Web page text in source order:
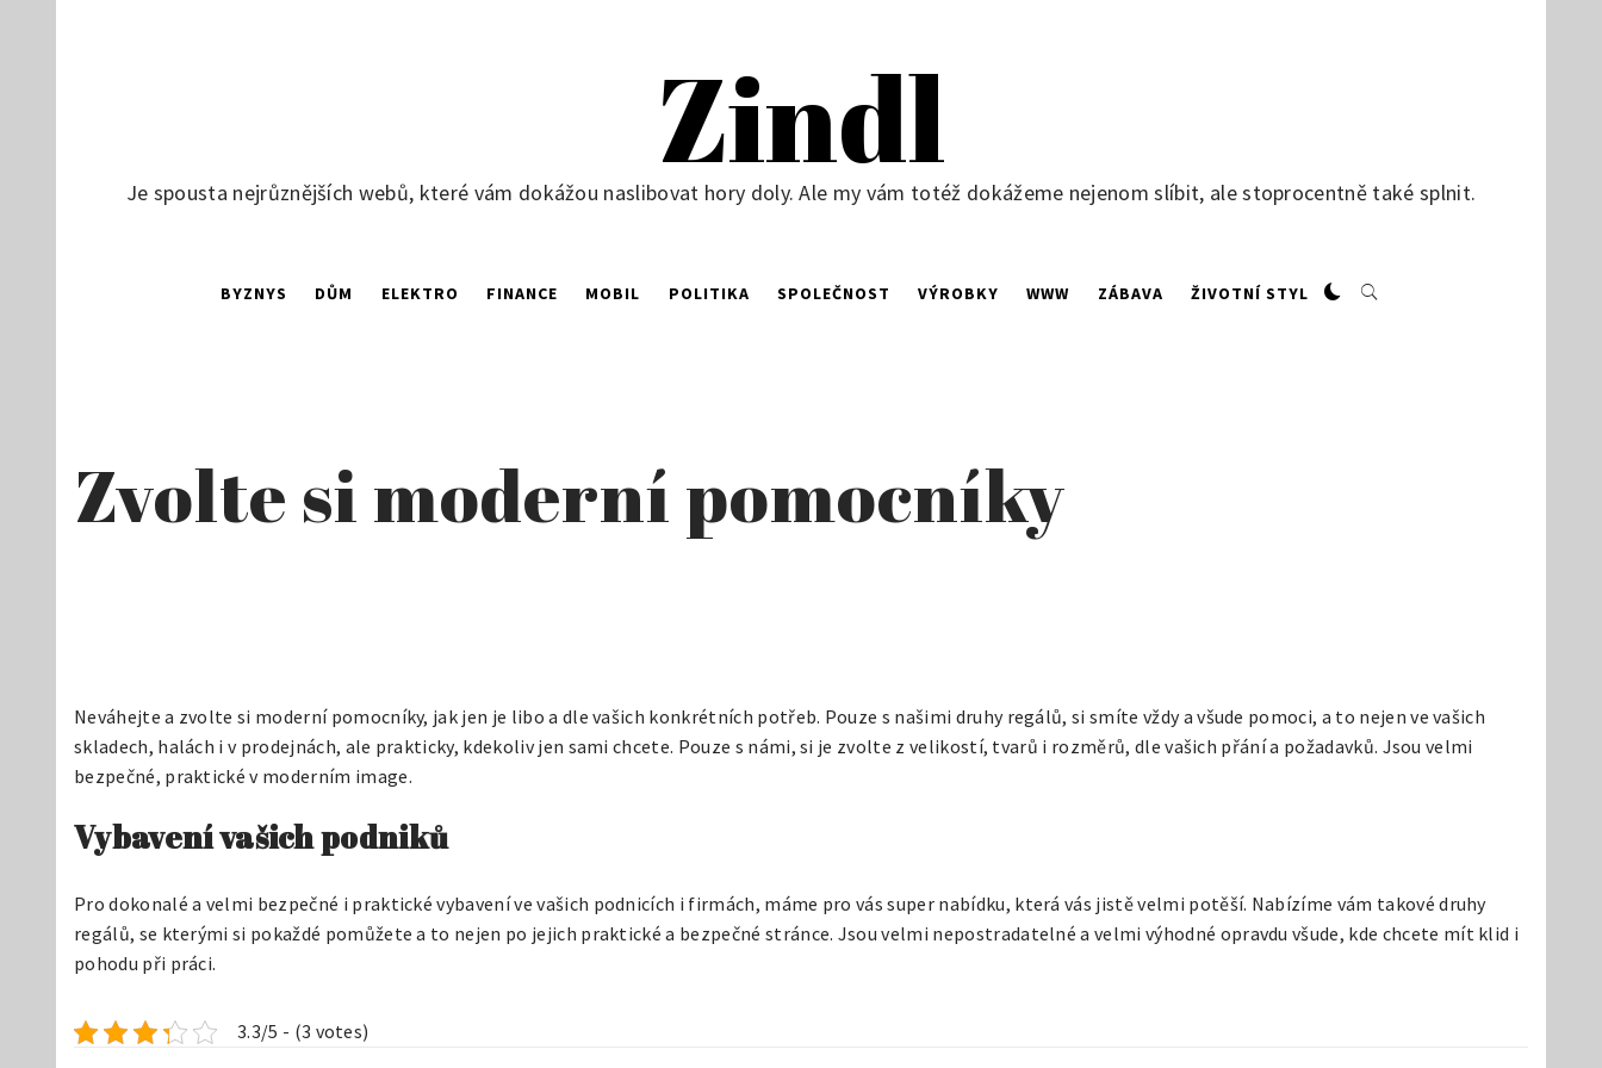
Zindl
Je spousta nejrůznějších webů, které vám dokážou naslibovat hory doly. Ale my vám totéž dokážeme nejenom slíbit, ale stoprocentně také splnit.
BYZNYS DŮM ELEKTRO FINANCE MOBIL POLITIKA SPOLEČNOST VÝROBKY WWW ZÁBAVA ŽIVOTNÍ STYL
Zvolte si moderní pomocníky
Neváhejte a zvolte si moderní pomocníky, jak jen je libo a dle vašich konkrétních potřeb. Pouze s našimi druhy regálů, si smíte vždy a všude pomoci, a to nejen ve vašich
skladech, halách i v prodejnách, ale prakticky, kdekoliv jen sami chcete. Pouze s námi, si je zvolte z velikostí, tvarů i rozměrů, dle vašich přání a požadavků. Jsou velmi
bezpečné, praktické v moderním image.
Vybavení vašich podniků
Pro dokonalé a velmi bezpečné i praktické vybavení ve vašich podnicích i firmách, máme pro vás super nabídku, která vás jistě velmi potěší. Nabízíme vám takové druhy
regálů, se kterými si pokaždé pomůžete a to nejen po jejich praktické a bezpečné stránce. Jsou velmi nepostradatelné a velmi výhodné opravdu všude, kde chcete mít klid i
pohodu při práci.
3.3/5 - (3 votes)